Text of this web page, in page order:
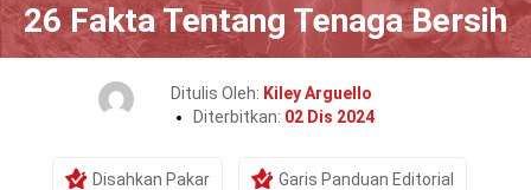
26 Fakta Tentang Tenaga Bersih
Ditulis Oleh: Kiley Arguello
Diterbitkan: 02 Dis 2024
Disahkan Pakar Garis Panduan Editorial